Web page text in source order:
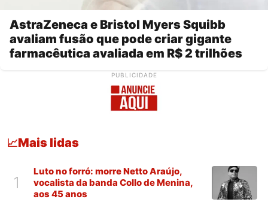
AstraZeneca e Bristol Myers Squibb
avaliam fusão que pode criar gigante
farmacêutica avaliada em R$ 2 trilhões
PUBLICIDADE
📈Mais lidas
1
Luto no forró: morre Netto Araújo,
vocalista da banda Collo de Menina,
aos 45 anos